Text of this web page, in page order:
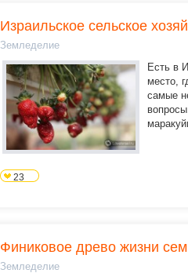
Израильское сельское
Земледелие
Есть в
место,
самые
23
Финиковое древо жизни
Земледелие